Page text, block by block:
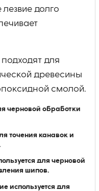
долго
для
древесины
смолой.
черновой обработки
точения канавок и
для черновой
шипов.
используется для